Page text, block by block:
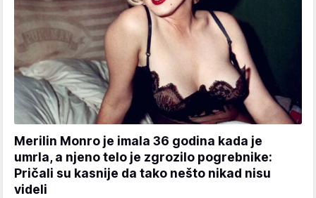
Merilin Monro je imala 36 godina kada je
umrla, a njeno telo je zgrozilo pogrebnike:
Pričali su kasnije da tako nešto nikad nisu
videli